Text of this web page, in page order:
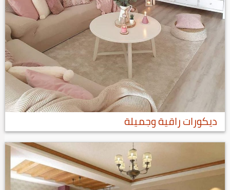
ديكورات راقية وجميلة